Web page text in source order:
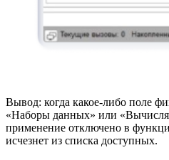
Вывод: когда какое-либо поле
«Наборы данных» или
применение отключено в
исчезнет из списка доступных.